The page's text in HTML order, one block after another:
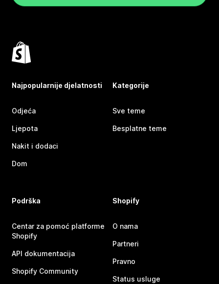
Najpopularnije djelatnosti
Odjeća
Ljepota
Nakit i dodaci
Dom
Kategorije
Sve teme
Besplatne teme
Podrška
Centar za pomoć platforme
Shopify
API dokumentacija
Shopify Community
Shopify
O nama
Partneri
Pravno
Status usluge